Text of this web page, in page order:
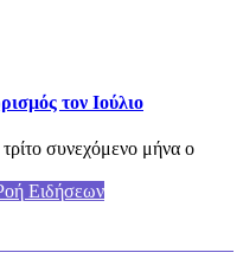
τον Ιούλιο
συνεχόμενο μήνα ο
Ειδήσεων